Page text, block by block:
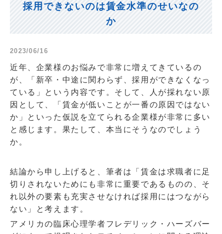
採用できないのは賃金水準のせいなの
か
2023/06/16
近年、企業様のお悩みで非常に増えてきているの
が、「新卒・中途に関わらず、採用ができなくなっ
ている」という内容です。そして、人が採れない原
因として、「賃金が低いことが一番の原因ではない
か」といった仮説を立てられる企業様が非常に多い
と感じます。果たして、本当にそうなのでしょう
か。
結論から申し上げると、筆者は「賃金は求職者に足
切りされないためにも非常に重要であるものの、そ
れ以外の要素も充実させなければ採用にはつながら
ない」と考えます。
アメリカの臨床心理学者フレデリック・ハーズバー